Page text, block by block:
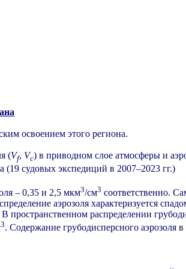
освоением этого региона.
(Vf, Vс) в приводном слое атмосферы и
(19 судовых экспедиций в 2007–2023 гг.)
– 0,35 и 2,5 мкм3/см3 соответственно.
аэрозоля характеризуется
пространственном распределении
3. Содержание грубодисперсного аэрозоля